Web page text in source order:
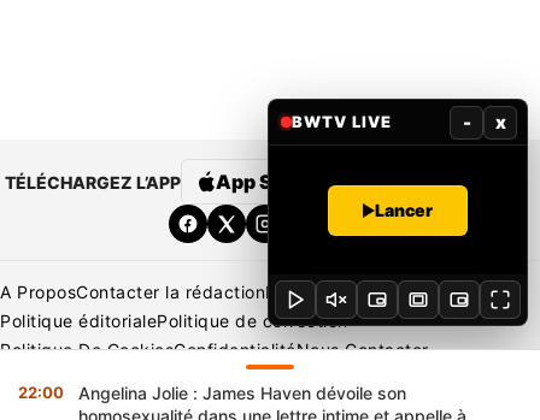
TÉLÉCHARGEZ L’APP App Store Google Play
A ProposContacter la rédactionRédaction
Mentions légales
Politique éditorialePolitique de correction
ApplicationsBeNews | FranceBeNews | Ivoire
22:00
Angelina Jolie : James Haven dévoile son
homosexualité dans une lettre intime et appelle à
BWTV LIVE - x
Lancer